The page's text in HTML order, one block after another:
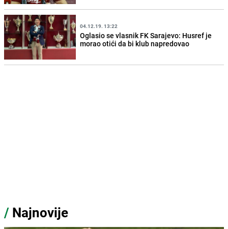
04.12.19. 13:22
Oglasio se vlasnik FK Sarajevo: Husref je
morao otići da bi klub napredovao
/ Najnovije